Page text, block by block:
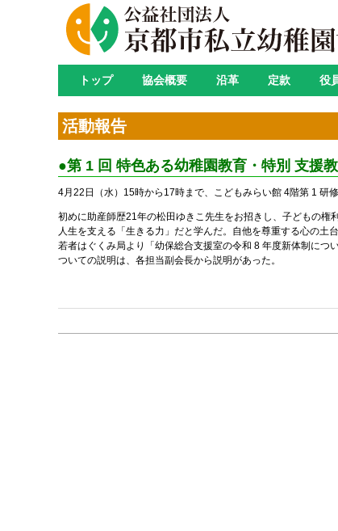
トップ 協会概要 沿革 定款 役
活動報告
●第 1 回 特色ある幼稚園教育・特別 支援
4月22日（水）15時から17時まで、こどもみらい館 4階第 1 研修
初めに助産師歴21年の松田ゆきこ先生をお招きし、子どもの権
人生を支える「生きる力」だと学んだ。自他を尊重する心の
若者はぐくみ局より「幼保総合支援室の令和 8 年度新体制に
ついての説明は、各担当副会長から説明があった。